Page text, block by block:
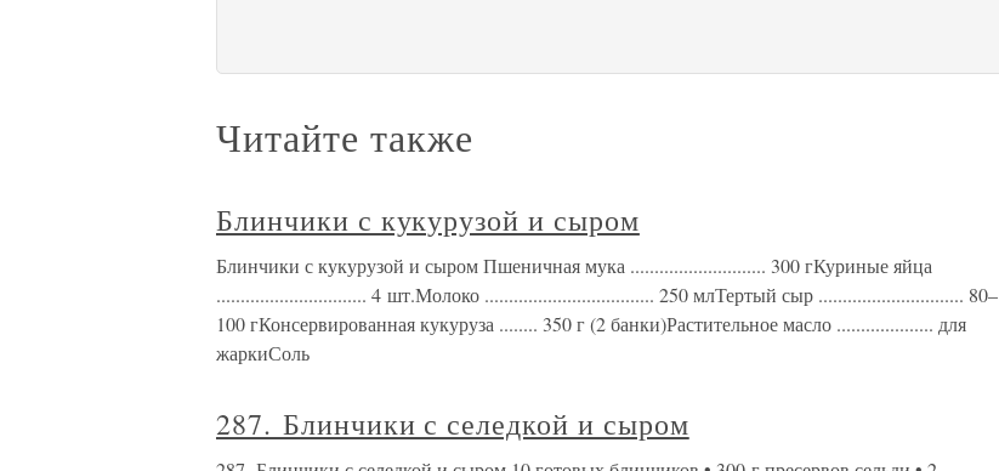
Читайте также
Блинчики с кукурузой и сыром
Блинчики с кукурузой и сыром Пшеничная мука ............................ 300 гКуриные яйца
............................... 4 шт.Молоко ................................... 250 млТертый сыр .............................. 80–
100 гКонсервированная кукуруза ........ 350 г (2 банки)Растительное масло .................... для
жаркиСоль
287. Блинчики с селедкой и сыром